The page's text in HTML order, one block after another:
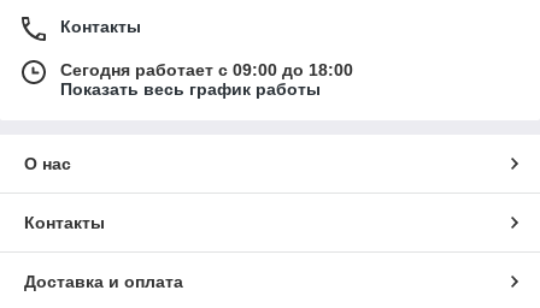
Контакты
Сегодня работает с 09:00 до 18:00
Показать весь график работы
О нас
Контакты
Доставка и оплата